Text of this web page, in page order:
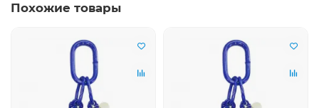
Похожие товары